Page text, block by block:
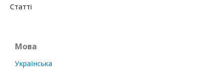
Статті
Мова
Українська